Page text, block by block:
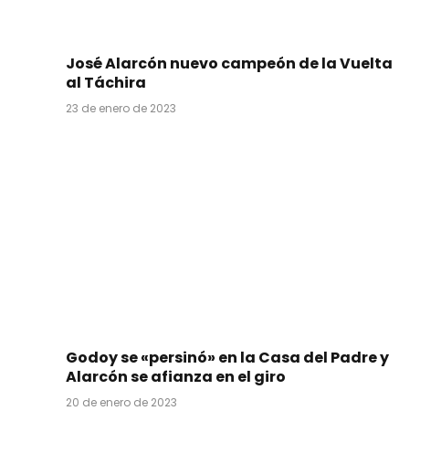
José Alarcón nuevo campeón de la Vuelta
al Táchira
23 de enero de 2023
Godoy se «persinó» en la Casa del Padre y
Alarcón se afianza en el giro
20 de enero de 2023